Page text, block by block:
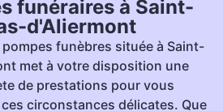
funéraires à Saint-
d'Aliermont
funèbres située à Saint-
met à votre disposition une
de prestations pour vous
circonstances délicates. Que